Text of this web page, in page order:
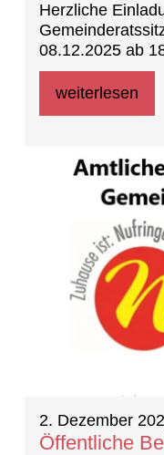
Herzliche
08.12.2025 ab
weiterlesen
2. Dezember
Öffentliche